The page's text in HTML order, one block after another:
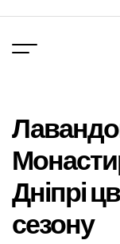
вмісту
Дніпрі
сезону